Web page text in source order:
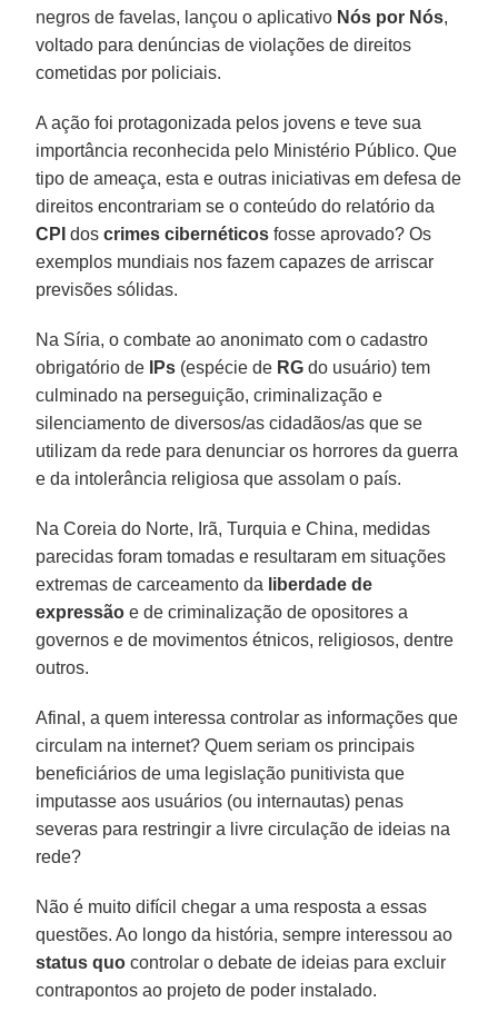
negros de favelas, lançou o aplicativo Nós por Nós,
voltado para denúncias de violações de direitos
cometidas por policiais.
A ação foi protagonizada pelos jovens e teve sua
importância reconhecida pelo Ministério Público. Que
tipo de ameaça, esta e outras iniciativas em defesa de
direitos encontrariam se o conteúdo do relatório da
CPI doscrimes cibernéticos fosse aprovado? Os
exemplos mundiais nos fazem capazes de arriscar
previsões sólidas.
Na Síria, o combate ao anonimato com o cadastro
obrigatório de
IPs (espécie de RG do usuário) tem
culminado na perseguição, criminalização e
silenciamento de diversos/as cidadãos/as que se
utilizam da rede para denunciar os horrores da guerra
e da intolerância religiosa que assolam o país.
Na Coreia do Norte, Irã, Turquia e China, medidas
parecidas foram tomadas e resultaram em situações
extremas de carceamento da liberdade de
expressão e de criminalização de opositores a
governos e de movimentos étnicos, religiosos, dentre
outros.
Afinal, a quem interessa controlar as informações que
circulam na internet? Quem seriam os principais
beneficiários de uma legislação punitivista que
imputasse aos usuários (ou internautas) penas
severas para restringir a livre circulação de ideias na
rede?
Não é muito difícil chegar a uma resposta a essas
questões. Ao longo da história, sempre interessou ao
status quo controlar o debate de ideias para excluir
contrapontos ao projeto de poder instalado.